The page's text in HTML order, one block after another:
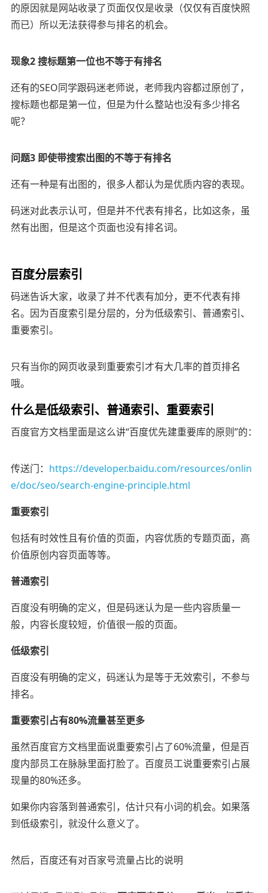
的原因就是网站收录了页面仅仅是收录（仅仅有百度快照
而已）所以无法获得参与排名的机会。
现象2 搜标题第一位也不等于有排名
还有的SEO同学跟码迷老师说，老师我内容都过原创了，
搜标题也都是第一位，但是为什么整站也没有多少排名
呢？
问题3 即使带搜索出图的不等于有排名
还有一种是有出图的，很多人都认为是优质内容的表现。
码迷对此表示认可，但是并不代表有排名，比如这条，虽
然有出图，但是这个页面也没有排名词。
百度分层索引
码迷告诉大家，收录了并不代表有加分，更不代表有排
名。因为百度索引是分层的，分为低级索引、普通索引、
重要索引。
只有当你的网页收录到重要索引才有大几率的首页排名
哦。
什么是低级索引、普通索引、重要索引
百度官方文档里面是这么讲“百度优先建重要库的原则”的：
传送门： https://developer.baidu.com/resources/onlin
e/doc/seo/search-engine-principle.html
重要索引
包括有时效性且有价值的页面，内容优质的专题页面，高
价值原创内容页面等等。
普通索引
百度没有明确的定义，但是码迷认为是一些内容质量一
般，内容长度较短，价值很一般的页面。
低级索引
百度没有明确的定义，码迷认为是等于无效索引，不参与
排名。
重要索引占有80%流量甚至更多
虽然百度官方文档里面说重要索引占了60%流量，但是百
度内部员工在脉脉里面打脸了。百度员工说重要索引占展
现量的80%还多。
如果你内容落到普通索引，估计只有小词的机会。如果落
到低级索引，就没什么意义了。
然后，百度还有对百家号流量占比的说明